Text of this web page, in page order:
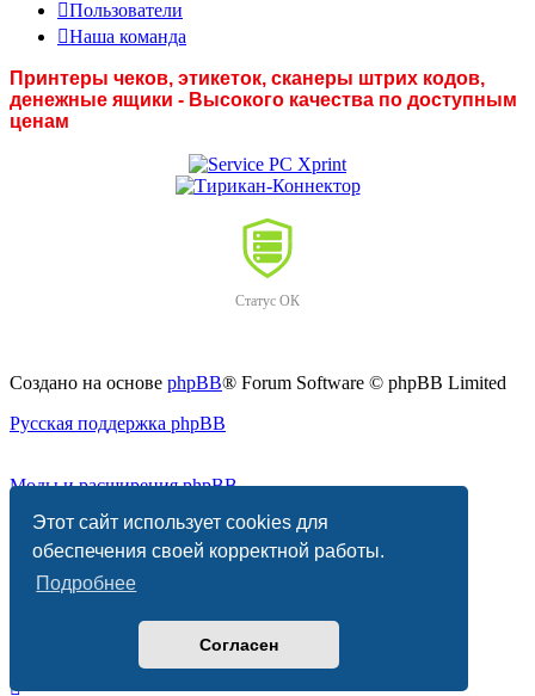
Этот сайт использует cookies для
обеспечения своей корректной работы.
Подробнее
Согласен
Пользователи
Наша команда
Принтеры чеков, этикеток, сканеры штрих кодов,
денежные ящики - Высокого качества по доступным
ценам
Статус ОК
Создано на основе phpBB® Forum Software © phpBB Limited
Русская поддержка phpBB
Моды и расширения phpBB
PRIVACY_LINK |TERMS_LINK